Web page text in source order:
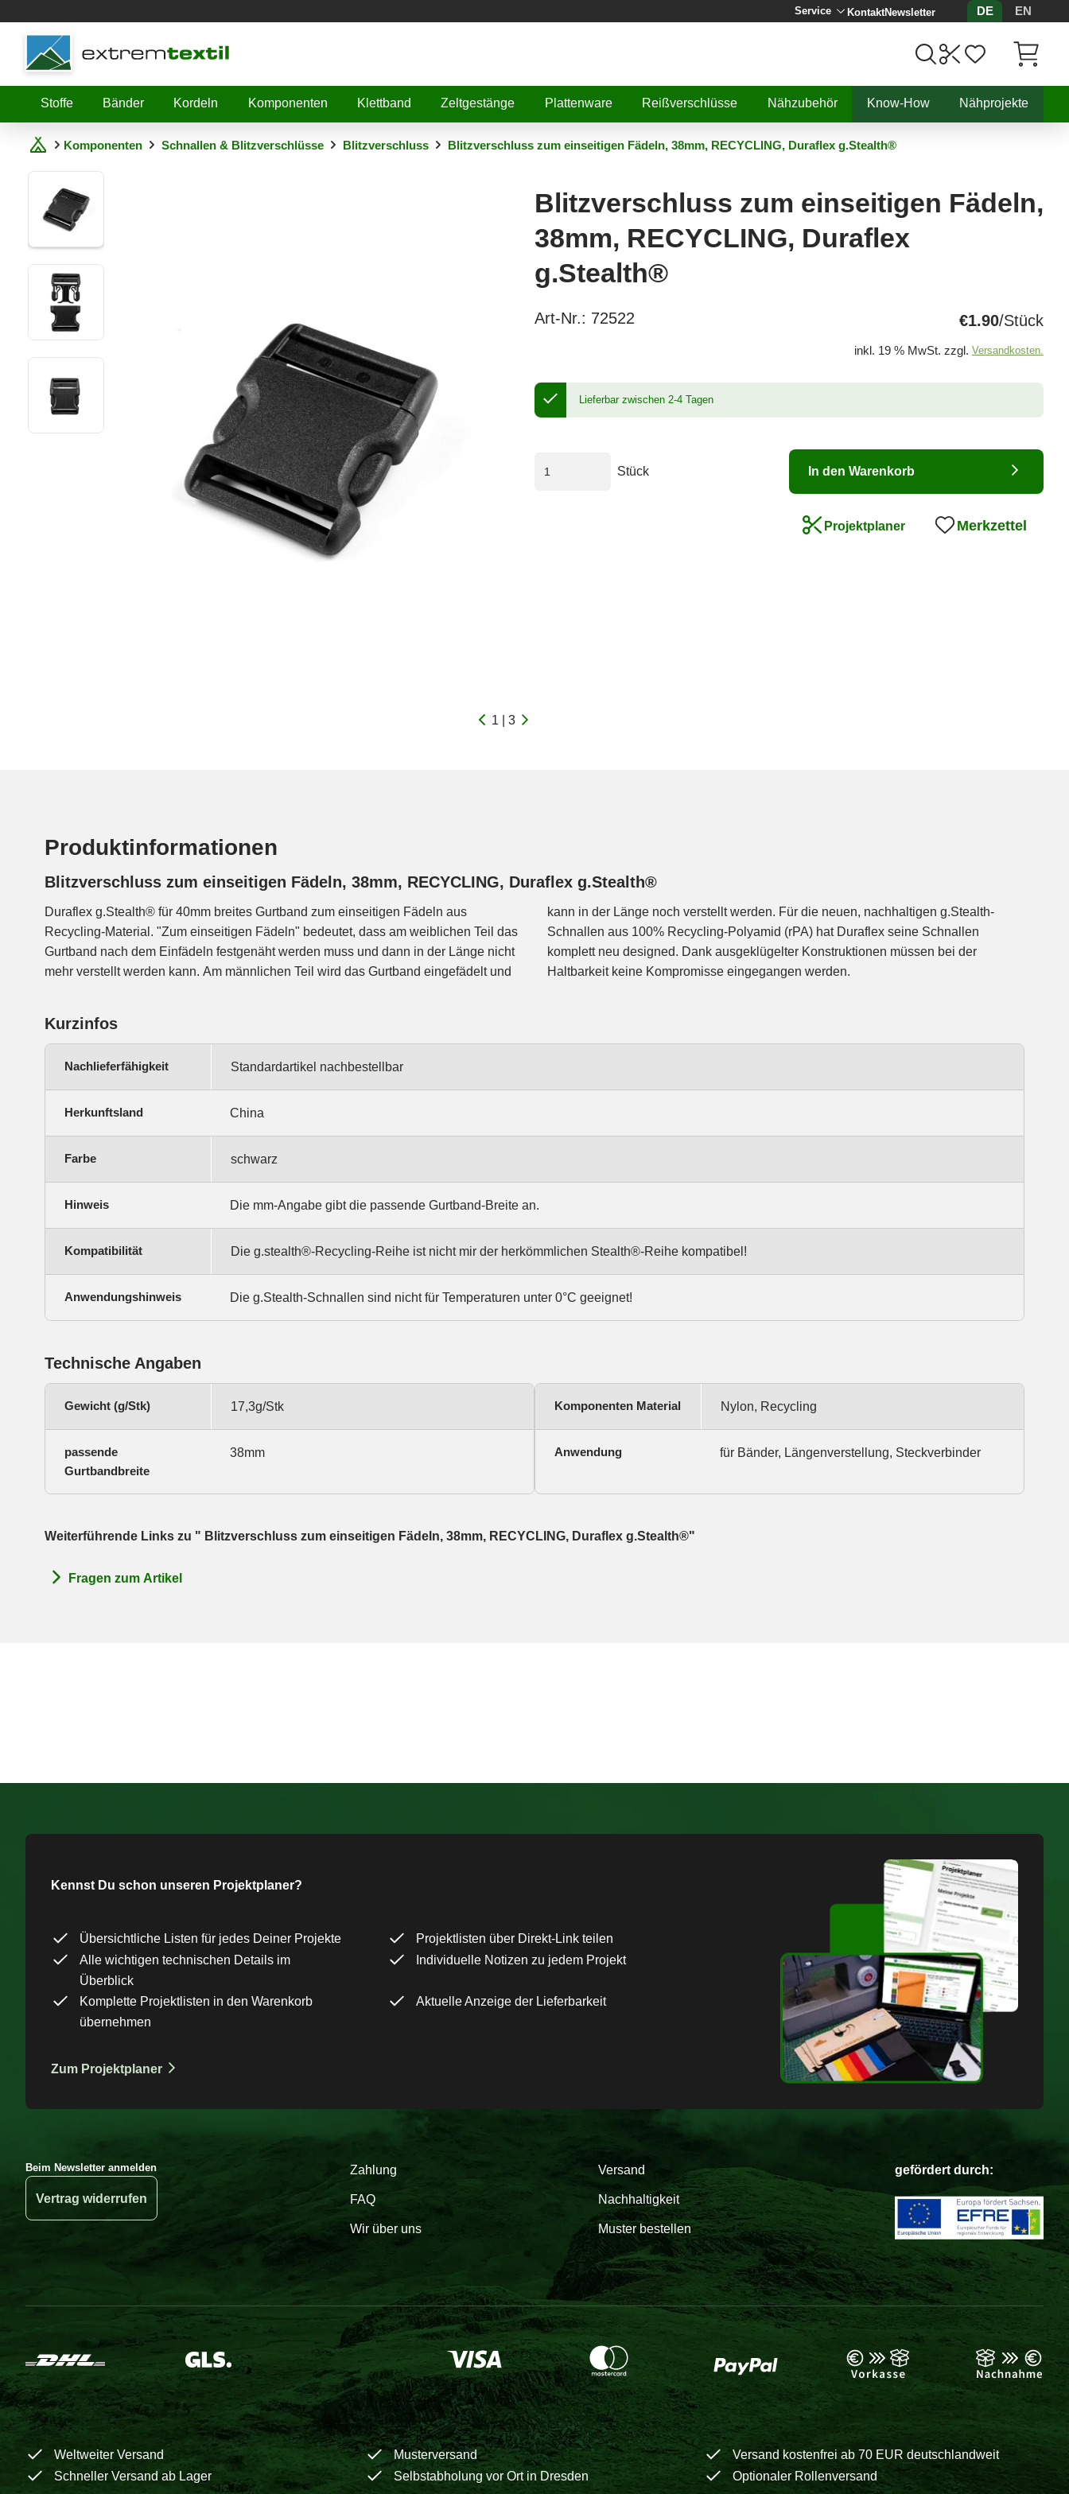
Service KontaktNewsletter DE
EN
Shopware
Stoffe
Bänder Kordeln Komponenten Klettband Zeltgestänge Plattenware Reißverschlüsse Nähzubehör Know-How Nähprojekte
Komponenten Schnallen & Blitzverschlüsse Blitzverschluss Blitzverschluss zum einseitigen Fädeln, 38mm, RECYCLING, Duraflex g.Stealth®
1 | 3
Blitzverschluss zum einseitigen Fädeln,
38mm, RECYCLING, Duraflex
g.Stealth®
Art-Nr.: 72522 €1.90/Stück
inkl. 19 % MwSt. zzgl. Versandkosten.
Lieferbar zwischen 2-4 Tagen
Stück In den Warenkorb
Projektplaner Merkzettel
Produktinformationen
Blitzverschluss zum einseitigen Fädeln, 38mm, RECYCLING, Duraflex g.Stealth®
Duraflex g.Stealth® für 40mm breites Gurtband zum einseitigen Fädeln aus
Recycling-Material. "Zum einseitigen Fädeln" bedeutet, dass am weiblichen Teil das
Gurtband nach dem Einfädeln festgenäht werden muss und dann in der Länge nicht
mehr verstellt werden kann. Am männlichen Teil wird das Gurtband eingefädelt und
kann in der Länge noch verstellt werden. Für die neuen, nachhaltigen g.Stealth-
Schnallen aus 100% Recycling-Polyamid (rPA) hat Duraflex seine Schnallen
komplett neu designed. Dank ausgeklügelter Konstruktionen müssen bei der
Haltbarkeit keine Kompromisse eingegangen werden.
Kurzinfos
Nachlieferfähigkeit Standardartikel nachbestellbar
Herkunftsland China
Farbe schwarz
Hinweis Die mm-Angabe gibt die passende Gurtband-Breite an.
Kompatibilität Die g.stealth®-Recycling-Reihe ist nicht mir der herkömmlichen Stealth®-Reihe kompatibel!
Anwendungshinweis Die g.Stealth-Schnallen sind nicht für Temperaturen unter 0°C geeignet!
Technische Angaben
Gewicht (g/Stk) 17,3g/Stk
passende
Gurtbandbreite
38mm
Komponenten Material Nylon, Recycling
Anwendung für Bänder, Längenverstellung, Steckverbinder
Weiterführende Links zu " Blitzverschluss zum einseitigen Fädeln, 38mm, RECYCLING, Duraflex g.Stealth®"
Fragen zum Artikel
Kennst Du schon unseren Projektplaner?
Übersichtliche Listen für jedes Deiner Projekte
Projektlisten über Direkt-Link teilen
Alle wichtigen technischen Details im
Überblick
Individuelle Notizen zu jedem Projekt
Komplette Projektlisten in den Warenkorb
übernehmen
Aktuelle Anzeige der Lieferbarkeit
Zum Projektplaner
Beim Newsletter anmelden
Vertrag widerrufen
Zahlung Versand
FAQ Nachhaltigkeit
Wir über uns Muster bestellen
gefördert durch:
Weltweiter Versand Musterversand
Versand kostenfrei ab 70 EUR deutschlandweit
Schneller Versand ab Lager
Selbstabholung vor Ort in Dresden Optionaler Rollenversand